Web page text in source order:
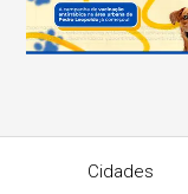
Cidades